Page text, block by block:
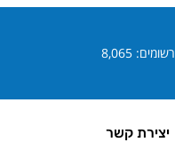
רשומים: 8,065
יצירת קשר